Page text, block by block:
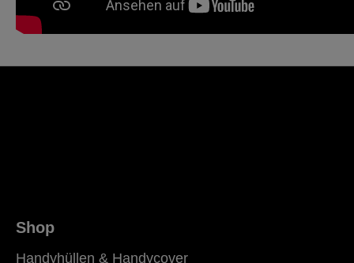
Shop
Handyhüllen & Handycover